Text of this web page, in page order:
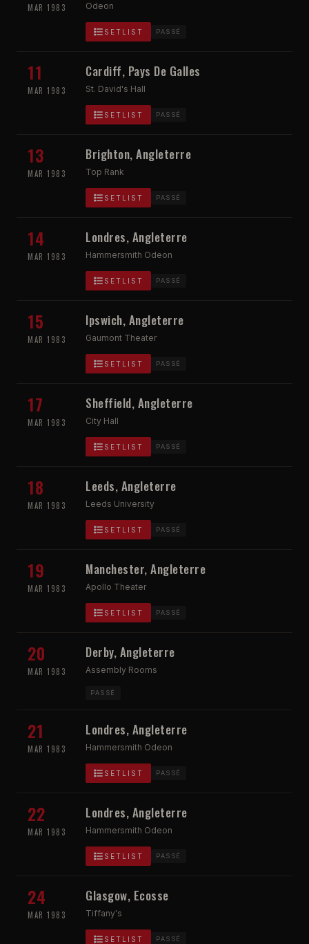
MAR 1983 Odeon
SETLIST PASSÉ
11
MAR 1983
Cardiff, Pays De Galles
St. David's Hall
SETLIST PASSÉ
13
MAR 1983
Brighton, Angleterre
Top Rank
SETLIST PASSÉ
14
MAR 1983
Londres, Angleterre
Hammersmith Odeon
SETLIST PASSÉ
15
MAR 1983
Ipswich, Angleterre
Gaumont Theater
SETLIST PASSÉ
17
MAR 1983
Sheffield, Angleterre
City Hall
SETLIST PASSÉ
18
MAR 1983
Leeds, Angleterre
Leeds University
SETLIST PASSÉ
19
MAR 1983
Manchester, Angleterre
Apollo Theater
SETLIST PASSÉ
20
MAR 1983
Derby, Angleterre
Assembly Rooms
PASSÉ
21
MAR 1983
Londres, Angleterre
Hammersmith Odeon
SETLIST PASSÉ
22
MAR 1983
Londres, Angleterre
Hammersmith Odeon
SETLIST PASSÉ
24
MAR 1983
Glasgow, Ecosse
Tiffany's
SETLIST PASSÉ